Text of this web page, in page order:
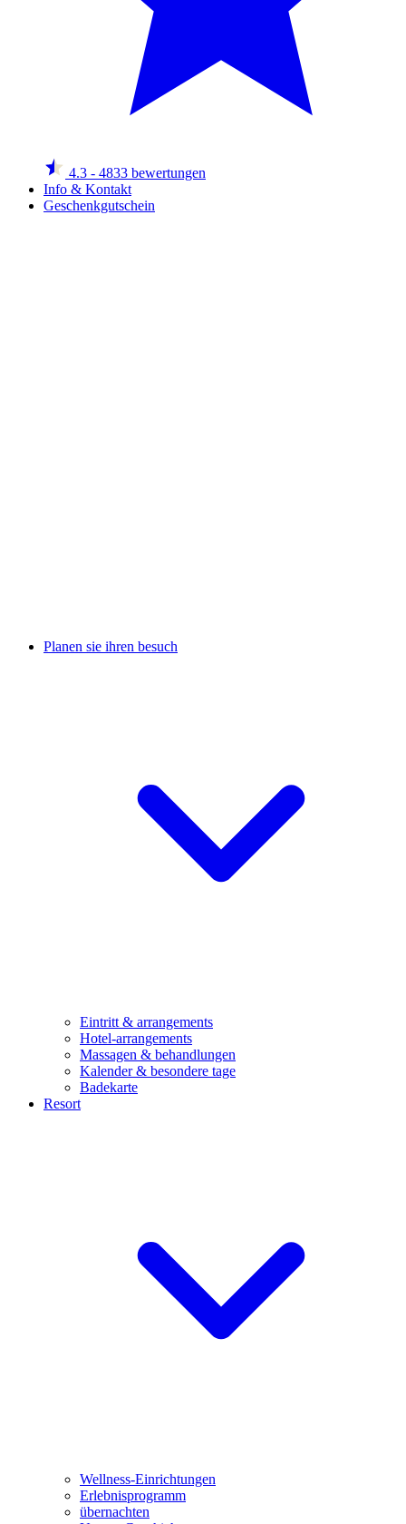
4.3 - 4833 bewertungen
Info & Kontakt
Geschenkgutschein
Planen sie ihren besuch
Eintritt & arrangements
Hotel-arrangements
Massagen & behandlungen
Kalender & besondere tage
Badekarte
Resort
Wellness-Einrichtungen
Erlebnisprogramm
übernachten